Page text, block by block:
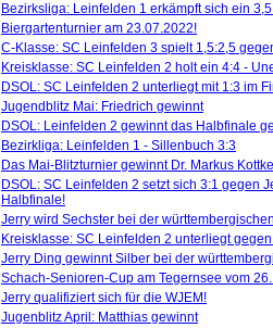
Bezirksliga: Leinfelden 1 erkämpft sich ein
Biergartenturnier am 23.07.2022!
C-Klasse: SC Leinfelden 3 spielt 1,5:2,5
Kreisklasse: SC Leinfelden 2 holt ein 4:4 -
DSOL: SC Leinfelden 2 unterliegt mit 1:3 im
Jugendblitz Mai: Friedrich gewinnt
DSOL: Leinfelden 2 gewinnt das Halbfinale
Bezirkliga: Leinfelden 1 - Sillenbuch 3:3
Das Mai-Blitzturnier gewinnt Dr. Markus
DSOL: SC Leinfelden 2 setzt sich 3:1 gegen
Halbfinale!
Jerry wird Sechster bei der
Kreisklasse: SC Leinfelden 2 unterliegt
Jerry Ding gewinnt Silber bei der
Schach-Senioren-Cup am Tegernsee vom
Jerry qualifiziert sich für die WJEM!
Jugenblitz April: Matthias gewinnt